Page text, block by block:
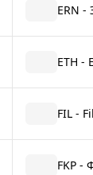
ERN -
ETH -
FIL -
FKP -